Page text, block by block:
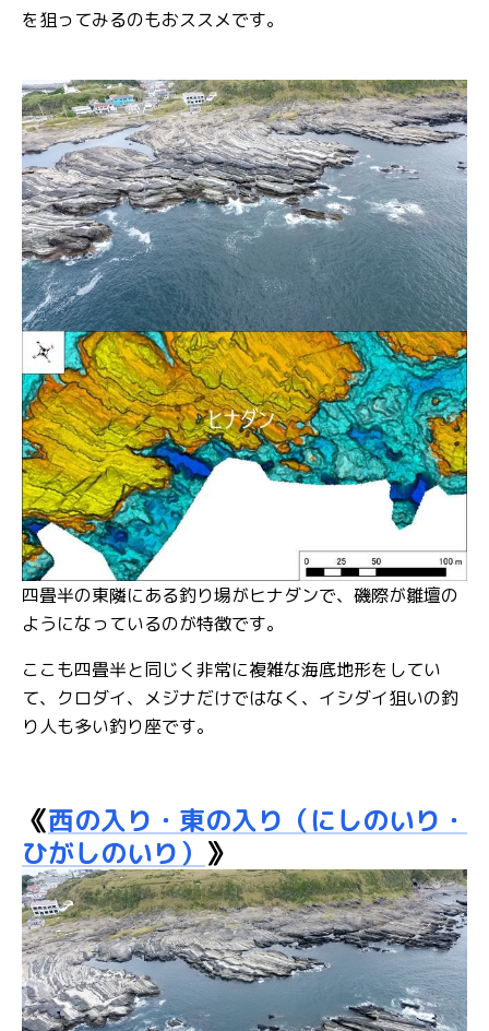
を狙ってみるのもおススメです。
四畳半の東隣にある釣り場がヒナダンで、磯際が雛壇の
ようになっているのが特徴です。
ここも四畳半と同じく非常に複雑な海底地形をしてい
て、クロダイ、メジナだけではなく、イシダイ狙いの釣
り人も多い釣り座です。
《西の入り・東の入り（にしのいり・
ひがしのいり） 》